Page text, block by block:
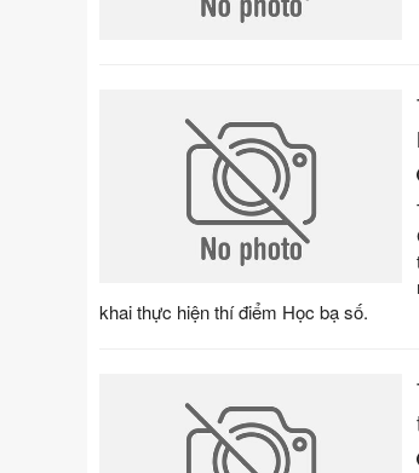
khai thực hiện thí điểm Học bạ số.